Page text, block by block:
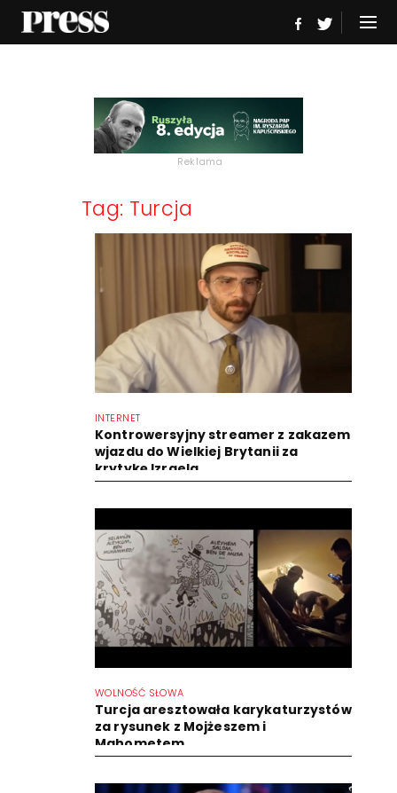
Reklama
Tag: Turcja
INTERNET
Kontrowersyjny streamer z zakazem
wjazdu do Wielkiej Brytanii za
krytykę Izraela
WOLNOŚĆ SŁOWA
Turcja aresztowała karykaturzystów
za rysunek z Mojżeszem i
Mahometem